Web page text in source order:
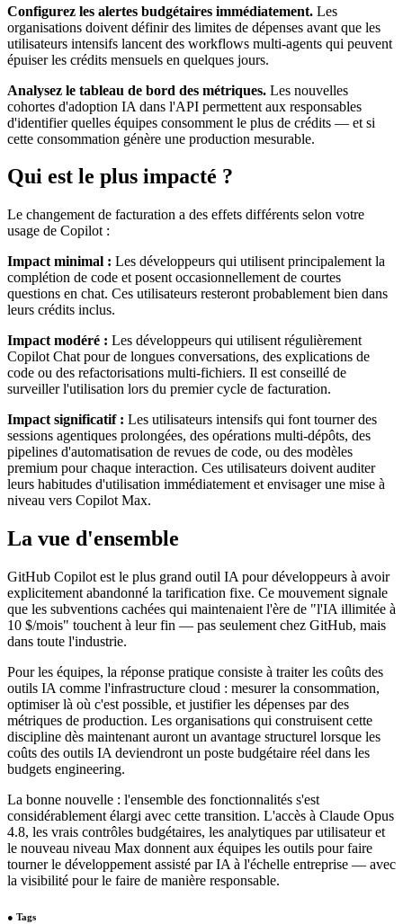
Configurez les alertes budgétaires immédiatement. Les
organisations doivent définir des limites de dépenses avant que les
utilisateurs intensifs lancent des workflows multi-agents qui peuvent
épuiser les crédits mensuels en quelques jours.
Analysez le tableau de bord des métriques. Les nouvelles
cohortes d'adoption IA dans l'API permettent aux responsables
d'identifier quelles équipes consomment le plus de crédits — et si
cette consommation génère une production mesurable.
Qui est le plus impacté ?
Le changement de facturation a des effets différents selon votre
usage de Copilot :
Impact minimal : Les développeurs qui utilisent principalement la
complétion de code et posent occasionnellement de courtes
questions en chat. Ces utilisateurs resteront probablement bien dans
leurs crédits inclus.
Impact modéré : Les développeurs qui utilisent régulièrement
Copilot Chat pour de longues conversations, des explications de
code ou des refactorisations multi-fichiers. Il est conseillé de
surveiller l'utilisation lors du premier cycle de facturation.
Impact significatif : Les utilisateurs intensifs qui font tourner des
sessions agentiques prolongées, des opérations multi-dépôts, des
pipelines d'automatisation de revues de code, ou des modèles
premium pour chaque interaction. Ces utilisateurs doivent auditer
leurs habitudes d'utilisation immédiatement et envisager une mise à
niveau vers Copilot Max.
La vue d'ensemble
GitHub Copilot est le plus grand outil IA pour développeurs à avoir
explicitement abandonné la tarification fixe. Ce mouvement signale
que les subventions cachées qui maintenaient l'ère de "l'IA illimitée à
10 $/mois" touchent à leur fin — pas seulement chez GitHub, mais
dans toute l'industrie.
Pour les équipes, la réponse pratique consiste à traiter les coûts des
outils IA comme l'infrastructure cloud : mesurer la consommation,
optimiser là où c'est possible, et justifier les dépenses par des
métriques de production. Les organisations qui construisent cette
discipline dès maintenant auront un avantage structurel lorsque les
coûts des outils IA deviendront un poste budgétaire réel dans les
budgets engineering.
La bonne nouvelle : l'ensemble des fonctionnalités s'est
considérablement élargi avec cette transition. L'accès à Claude Opus
4.8, les vrais contrôles budgétaires, les analytiques par utilisateur et
le nouveau niveau Max donnent aux équipes les outils pour faire
tourner le développement assisté par IA à l'échelle entreprise — avec
la visibilité pour le faire de manière responsable.
● Tags